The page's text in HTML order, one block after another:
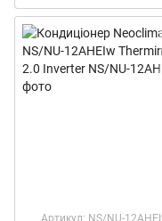
Артикул: NS/NU-